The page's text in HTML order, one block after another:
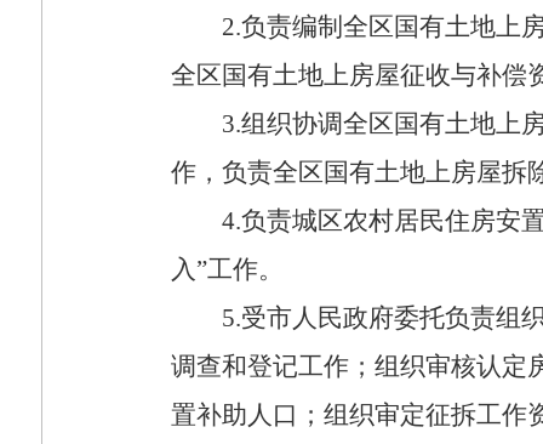
2.负责编制全区国有土地上
全区国有土地上房屋征收与补偿
3.组织协调全区国有土地上
作，负责全区国有土地上房屋拆
4.负责城区农村居民住房安
入”工作。
5.受市人民政府委托负责组
调查和登记工作；组织审核认定
置补助人口；组织审定征拆工作